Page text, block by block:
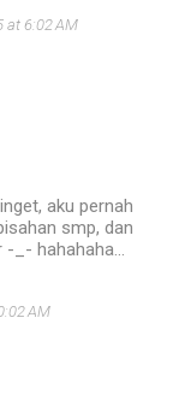
at 6:02 AM
aku pernah
smp, dan
hahahaha...
AM